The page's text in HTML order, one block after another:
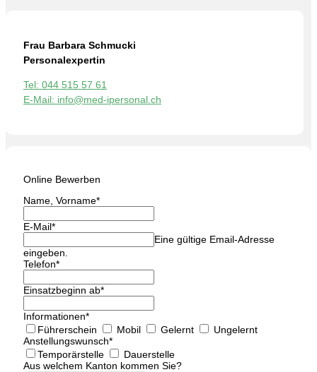
Frau Barbara Schmucki
Personalexpertin
Tel: 044 515 57 61
E-Mail: info@med-ipersonal.ch
Online Bewerben
Name, Vorname*
E-Mail*
Eine gültige Email-Adresse
eingeben.
Telefon*
Einsatzbeginn ab*
Informationen*
Führerschein
Mobil Gelernt
Ungelernt
Anstellungswunsch*
Temporärstelle
Dauerstelle
Aus welchem Kanton kommen Sie?